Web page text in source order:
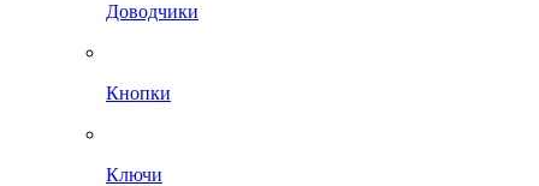
Доводчики
Кнопки
Ключи